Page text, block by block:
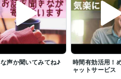
手、話相手 占い・セラピー
お好みの
カード 悩み相談 恋愛 子育て
性
お話でも寄り添って聞けること
ードメッセージ
子育て
声か聞いてみてね♪
時間有効活用！
ャットサービス